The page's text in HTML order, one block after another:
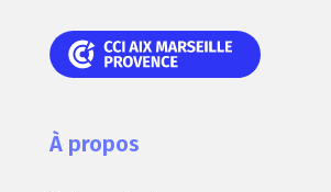
À propos